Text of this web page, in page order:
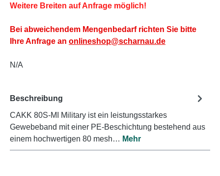
Weitere Breiten auf Anfrage möglich!
Bei abweichendem Mengenbedarf richten Sie bitte
Ihre Anfrage an onlineshop@scharnau.de
N/A
Beschreibung
CAKK 80S-MI Military ist ein leistungsstarkes
Gewebeband mit einer PE-Beschichtung bestehend aus
einem hochwertigen 80 mesh… Mehr